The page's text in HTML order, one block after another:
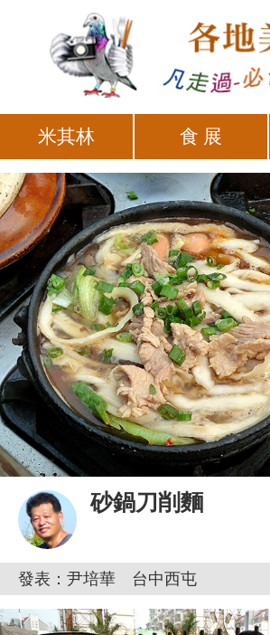
米其林 食 展
砂鍋刀削麵
發表：尹培華 台中西屯